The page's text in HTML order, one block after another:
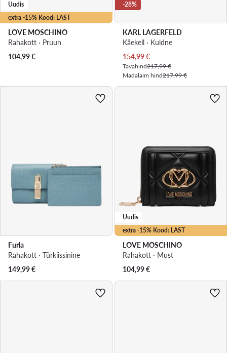
extra -15% Kood: LAST
Uudis
LOVE MOSCHINO
Rahakott · Pruun
104,99€
-28%
KARL LAGERFELD
Käekell · Kuldne
Praegune hind
154,99€
Tavahind217,99 €
Madalaim hind217,99 €
Furla
Rahakott · Türkiissinine
149,99€
extra -15% Kood: LAST
Uudis
LOVE MOSCHINO
Rahakott · Must
104,99€